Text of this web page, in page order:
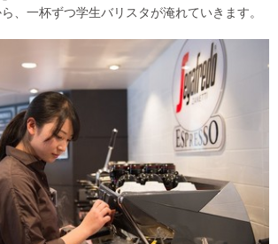
、一杯ずつ学生バリスタが淹れていきます。